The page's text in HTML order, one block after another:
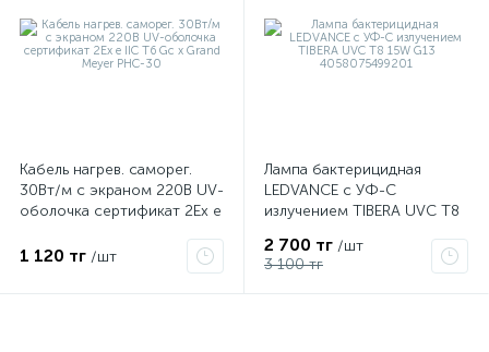
Кабель нагрев. саморег.
30Вт/м с экраном 220В UV-
оболочка сертификат 2Ex e
PHC-30
1 120 тг /шт
Лампа бактерицидная
LEDVANCE с УФ-С
излучением TIBERA UVC T8
2 700 тг /шт
3 100 тг